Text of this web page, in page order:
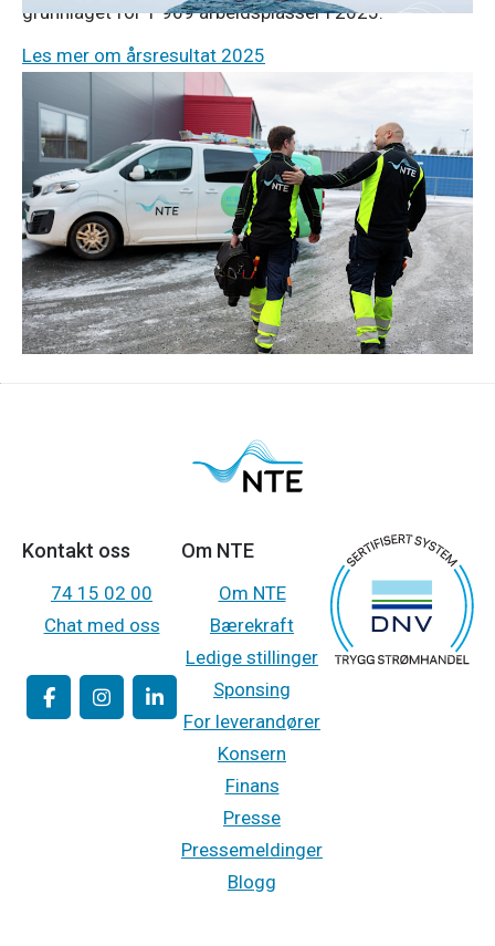
grunnlaget for 1 969 arbeidsplasser i 2025.
Les mer om årsresultat 2025
Pressemeldinger 5. jan. 2026
JM Hansen kjøper NTE Elektro
Den familieeide elektroentreprenøren JM Hansen, med
hovedkontor i Tromsø, kjøper NTE Elektro.
Les om salget og overgangen
Kontakt oss
74 15 02 00
Chat med oss
Om NTE
Om NTE
Bærekraft
Ledige stillinger
Sponsing
For leverandører
Konsern
Finans
Presse
Pressemeldinger
Blogg